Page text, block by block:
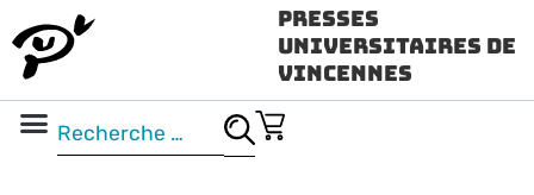
Presses
Universitaires de
Vincennes